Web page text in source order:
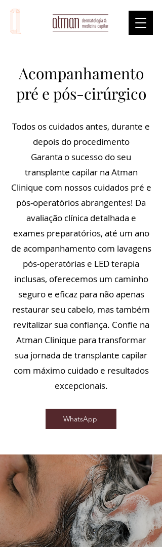
Acompanhamento
pré e pós-cirúrgico
Todos os cuidados antes, durante e
depois do procedimento
Garanta o sucesso do seu
transplante capilar na Atman
Clinique com nossos cuidados pré e
pós-operatórios abrangentes! Da
avaliação clínica detalhada e
exames preparatórios, até um ano
de acompanhamento com lavagens
pós-operatórias e LED terapia
inclusas, oferecemos um caminho
seguro e eficaz para não apenas
restaurar seu cabelo, mas também
revitalizar sua confiança. Confie na
Atman Clinique para transformar
sua jornada de transplante capilar
com máximo cuidado e resultados
excepcionais.
WhatsApp